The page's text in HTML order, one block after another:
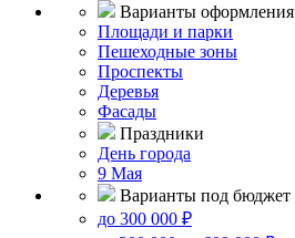
Варианты оформления
Площади и парки
Пешеходные зоны
Проспекты
Деревья
Фасады
Праздники
День города
9 Мая
Варианты под бюджет
до 300 000 ₽